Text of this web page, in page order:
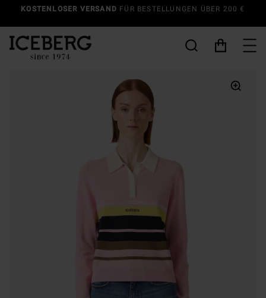
KOSTENLOSER VERSAND FÜR BESTELLUNGEN ÜBER 200 €